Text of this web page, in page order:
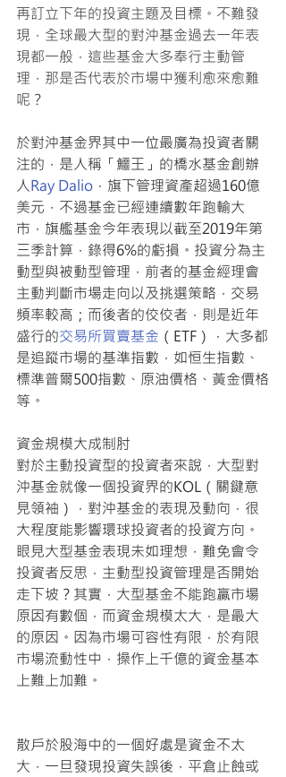
再訂立下年的投資主題及目標。不難發
現，全球最大型的對沖基金過去一年表
現都一般，這些基金大多奉行主動管
理，那是否代表於市場中獲利愈來愈難
呢？
於對沖基金界其中一位最廣為投資者關
注的，是人稱「鱷王」的橋水基金創辦
人Ray Dalio ，旗下管理資產超過160億
美元，不過基金已經連續數年跑輸大
市，旗艦基金今年表現以截至2019年第
三季計算，錄得6%的虧損。投資分為主
動型與被動型管理，前者的基金經理會
主動判斷市場走向以及挑選策略，交易
頻率較高；而後者的佼佼者，則是近年
盛行的交易所買賣基金 （ETF），大多都
是追蹤市場的基準指數，如恒生指數、
標準普爾500指數、原油價格、黃金價格
等。
資金規模大成制肘
對於主動投資型的投資者來說，大型對
沖基金就像一個投資界的KOL（關鍵意
見領袖），對沖基金的表現及動向，很
大程度能影響環球投資者的投資方向。
眼見大型基金表現未如理想，難免會令
投資者反思，主動型投資管理是否開始
走下坡？其實，大型基金不能跑贏市場
原因有數個，而資金規模太大，是最大
的原因。因為市場可容性有限，於有限
市場流動性中，操作上千億的資金基本
上難上加難。
散戶於股海中的一個好處是資金不太
大，一旦發現投資失誤後，平倉止蝕或